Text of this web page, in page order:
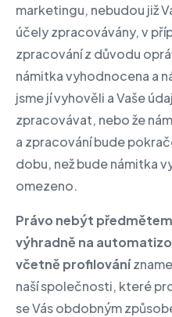
marketingu, nebudou již
účely zpracovávány, v
zpracování z důvodu
námitka vyhodnocena a
jsme jí vyhověli a Vaše
zpracovávat, nebo že
a zpracování bude
dobu, než bude námitka
omezeno.
Právo nebýt
výhradně na
včetně profilování
naší společnosti, které
se Vás obdobným